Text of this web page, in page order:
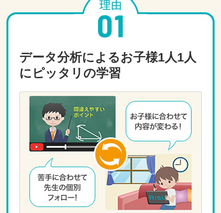
データ分析によるお子様1人1人
にピッタリの学習